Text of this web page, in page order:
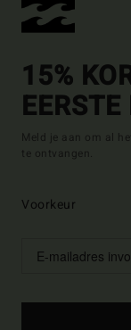
15%
Meld je aan om al
te ontvangen.
Voorkeur